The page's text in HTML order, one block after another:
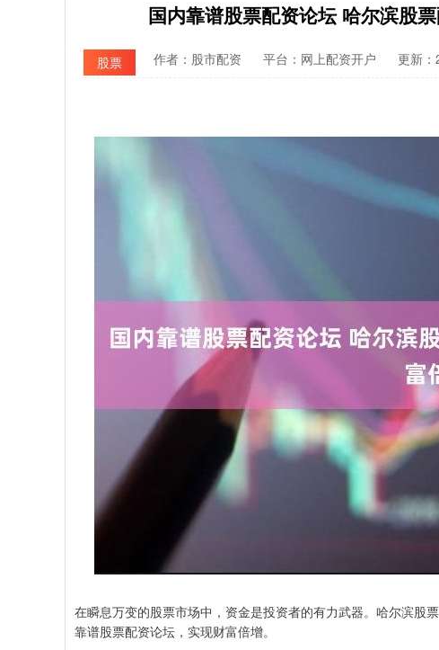
国内靠谱股票配资论坛 哈尔滨股
股票 作者：股市配资 平台：网上配资开户 更新
在瞬息万变的股票市场中，资金是投资者的有力武器。哈尔滨股
靠谱股票配资论坛，实现财富倍增。